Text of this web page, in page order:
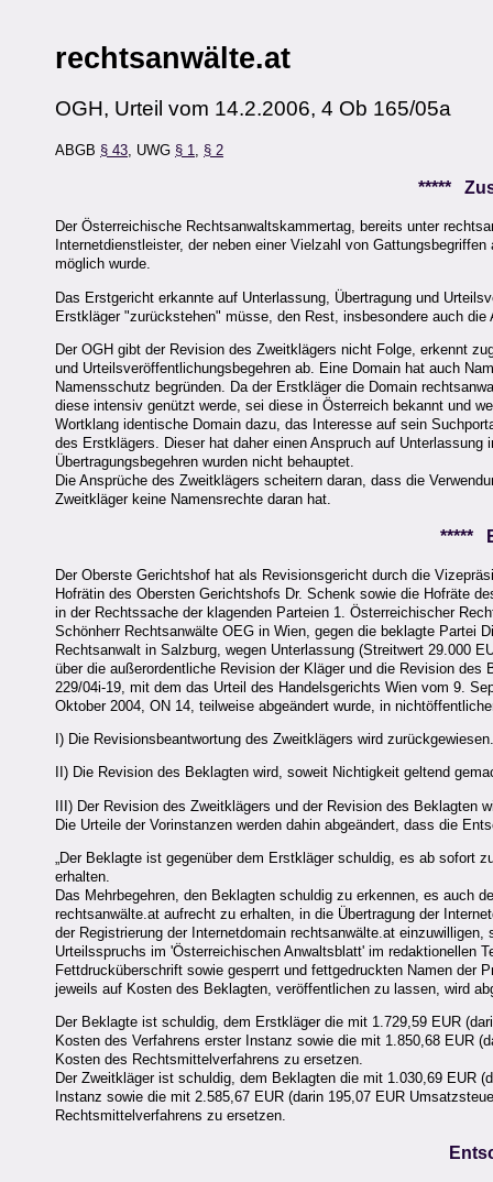
rechtsanwälte.at
OGH, Urteil vom 14.2.2006, 4 Ob 165/05a
ABGB § 43, UWG § 1, § 2
*****
Der Österreichische Rechtsanwaltskammertag, bereits unter
Internetdienstleister, der neben einer Vielzahl von
möglich wurde.
Das Erstgericht erkannte auf Unterlassung, Übertragung und
Erstkläger "zurückstehen" müsse, den Rest, insbesondere auch
Der OGH gibt der Revision des Zweitklägers nicht Folge, erkennt
und Urteilsveröffentlichungsbegehren ab. Eine Domain hat auch
Namensschutz begründen. Da der Erstkläger die Domain
diese intensiv genützt werde, sei diese in Österreich bekannt und
Wortklang identische Domain dazu, das Interesse auf sein
des Erstklägers. Dieser hat daher einen Anspruch auf
Übertragungsbegehren wurden nicht behauptet.
Die Ansprüche des Zweitklägers scheitern daran, dass die
Zweitkläger keine Namensrechte daran hat.
*****
Der Oberste Gerichtshof hat als Revisionsgericht durch die
Hofrätin des Obersten Gerichtshofs Dr. Schenk sowie die Hofräte
in der Rechtssache der klagenden Parteien 1. Österreichischer
Schönherr Rechtsanwälte OEG in Wien, gegen die beklagte Partei
Rechtsanwalt in Salzburg, wegen Unterlassung (Streitwert 29.000
über die außerordentliche Revision der Kläger und die Revision
229/04i-19, mit dem das Urteil des Handelsgerichts Wien vom 9.
Oktober 2004, ON 14, teilweise abgeändert wurde, in
I) Die Revisionsbeantwortung des Zweitklägers wird zurückgewiesen.
II) Die Revision des Beklagten wird, soweit Nichtigkeit geltend
III) Der Revision des Zweitklägers und der Revision des
Die Urteile der Vorinstanzen werden dahin abgeändert, dass die
„Der Beklagte ist gegenüber dem Erstkläger schuldig, es ab sofort
erhalten.
Das Mehrbegehren, den Beklagten schuldig zu erkennen, es auch
rechtsanwälte.at aufrecht zu erhalten, in die Übertragung der
der Registrierung der Internetdomain rechtsanwälte.at
Urteilsspruchs im 'Österreichischen Anwaltsblatt' im redaktionellen
Fettdrucküberschrift sowie gesperrt und fettgedruckten Namen der
jeweils auf Kosten des Beklagten, veröffentlichen zu lassen, wird
Der Beklagte ist schuldig, dem Erstkläger die mit 1.729,59 EUR
Kosten des Verfahrens erster Instanz sowie die mit 1.850,68 EUR
Kosten des Rechtsmittelverfahrens zu ersetzen.
Der Zweitkläger ist schuldig, dem Beklagten die mit 1.030,69 EUR
Instanz sowie die mit 2.585,67 EUR (darin 195,07 EUR
Rechtsmittelverfahrens zu ersetzen.